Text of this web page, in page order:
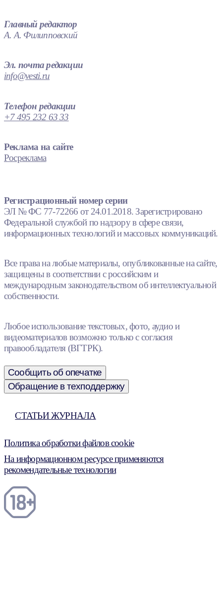
Главный редактор
А. А. Филипповский
Эл. почта редакции
info@vesti.ru
Телефон редакции
+7 495 232 63 33
Реклама на сайте
Росреклама
Регистрационный номер серии
ЭЛ № ФС 77-72266 от 24.01.2018. Зарегистрировано
Федеральной службой по надзору в сфере связи,
информационных технологий и массовых коммуникаций.
Все права на любые материалы, опубликованные на сайте,
защищены в соответствии с российским и
международным законодательством об интеллектуальной
собственности.
Любое использование текстовых, фото, аудио и
видеоматериалов возможно только с согласия
правообладателя (ВГТРК).
Сообщить об опечатке
Обращение в техподдержку
СТАТЬИ ЖУРНАЛА
Политика обработки файлов cookie
На информационном ресурсе применяются
рекомендательные технологии